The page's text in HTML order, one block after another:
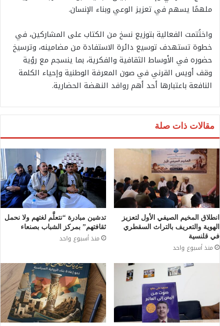
ملهمًا يسهم في تعزيز الوعي وبناء الإنسان.
واختُتمت الفعالية بتوزيع نسخ من الكتاب على المشاركين، في
خطوة تستهدف توسيع دائرة الاستفادة من مضامينه، وترسيخ
حضوره في الأوساط الثقافية والفكرية، بما ينسجم مع رؤية
وقف أويس القرني في صون المعرفة الوطنية وإحياء الكلمة
النافعة باعتبارها أحد أهم روافد النهضة الحضارية.
مقالات ذات صلة
انطلاق المخيم الصيفي الأول لتعزيز
الهوية والتعريف بالتراث السقطري
في قلنسية
منذ أسبوع واحد
تدشين مبادرة “نتعلَّم لغتهم ولا نحمل
ثقافتهم” بمركز الشباب بصنعاء
منذ أسبوع واحد